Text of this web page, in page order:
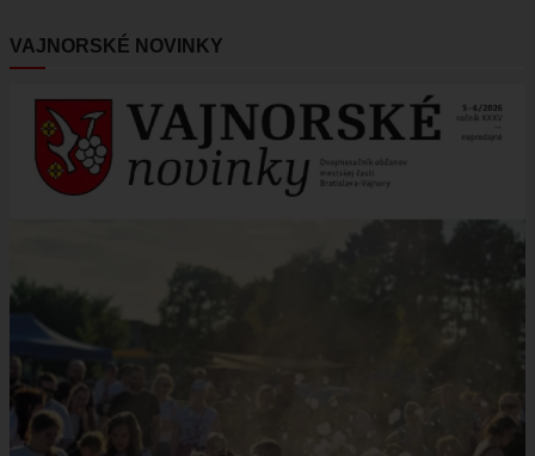
VAJNORSKÉ NOVINKY
Obrázok